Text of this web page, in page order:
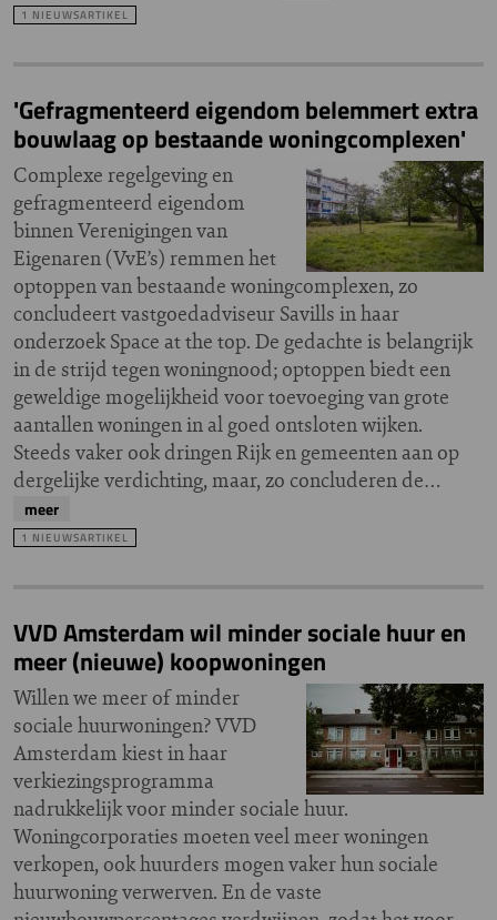
1 NIEUWSARTIKEL
'Gefragmenteerd eigendom belemmert extra
bouwlaag op bestaande woningcomplexen'
Complexe regelgeving en
gefragmenteerd eigendom
binnen Verenigingen van
Eigenaren (VvE’s) remmen het
optoppen van bestaande woningcomplexen, zo
concludeert vastgoedadviseur Savills in haar
onderzoek Space at the top. De gedachte is belangrijk
in de strijd tegen woningnood; optoppen biedt een
geweldige mogelijkheid voor toevoeging van grote
aantallen woningen in al goed ontsloten wijken.
Steeds vaker ook dringen Rijk en gemeenten aan op
dergelijke verdichting, maar, zo concluderen de…
meer
1 NIEUWSARTIKEL
VVD Amsterdam wil minder sociale huur en
meer (nieuwe) koopwoningen
Willen we meer of minder
sociale huurwoningen? VVD
Amsterdam kiest in haar
verkiezingsprogramma
nadrukkelijk voor minder sociale huur.
Woningcorporaties moeten veel meer woningen
verkopen, ook huurders mogen vaker hun sociale
huurwoning verwerven. En de vaste